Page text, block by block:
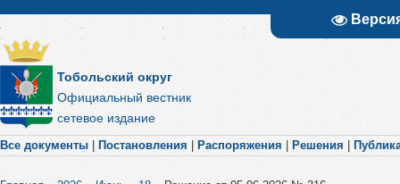
Тобольский округ
Официальный вестник
сетевое издание
Все документы Постановления Распоряжения Решения